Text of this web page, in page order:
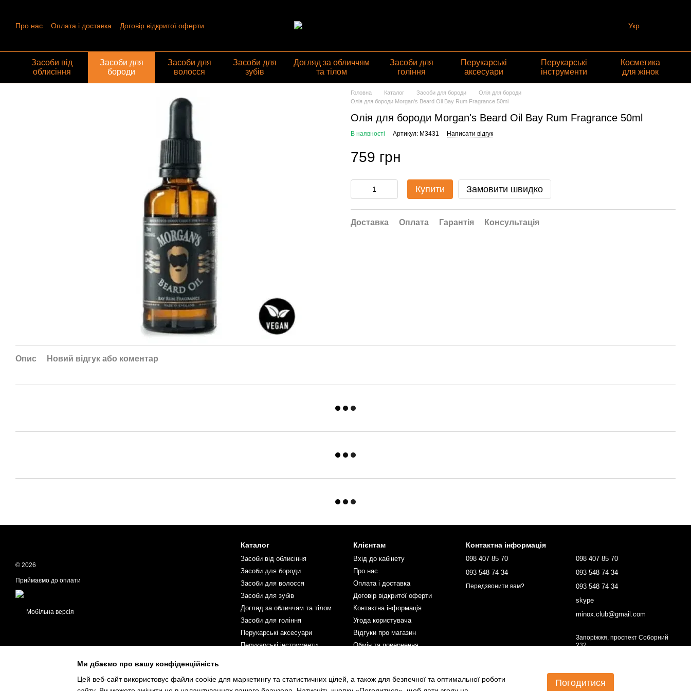
Про нас Оплата і доставка
Договір відкритої оферти
Укр
Засоби від
облисіння
Засоби для
бороди
Засоби для
волосся
Засоби для
зубів
Догляд за обличчям
та тілом
Засоби для
гоління
Перукарські
аксесуари
Перукарські
інструменти
Косметика
для жінок
Головна Каталог Засоби для бороди
Олія для бороди
Олія для бороди Morgan's Beard Oil Bay Rum Fragrance 50ml
Олія для бороди Morgan's Beard Oil Bay Rum Fragrance 50ml
В наявності Артикул: M3431 Написати відгук
759 грн
Купити Замовити швидко
Доставка Оплата Гарантія Консультація
Опис Новий відгук або коментар
© 2026
Приймаємо до оплати
Мобільна версія
Каталог
Засоби від облисіння
Засоби для бороди
Засоби для волосся
Засоби для зубів
Догляд за обличчям та тілом
Засоби для гоління
Перукарські аксесуари
Перукарські інструменти
Клієнтам
Вхід до кабінету
Про нас
Оплата і доставка
Договір відкритої оферти
Контактна інформація
Угода користувача
Відгуки про магазин
Обмін та повернення
Контактна інформація
098 407 85 70
093 548 74 34
Передзвонити вам?
098 407 85 70
093 548 74 34
093 548 74 34
skype
minox.club@gmail.com
Запоріжжя, проспект Соборний
232
Ми дбаємо про вашу конфіденційність
Цей веб-сайт використовує файли cookie для маркетингу та статистичних цілей, а також для безпечної та оптимальної роботи
Погодитися